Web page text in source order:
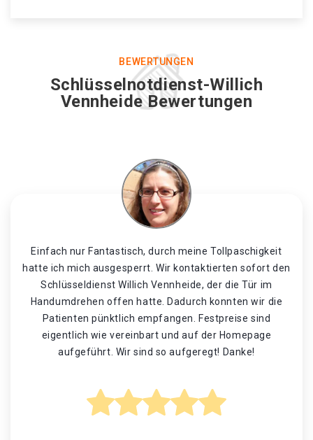
BEWERTUNGEN
Schlüsselnotdienst-Willich
Vennheide Bewertungen
Einfach nur Fantastisch, durch meine Tollpaschigkeit
hatte ich mich ausgesperrt. Wir kontaktierten sofort den
Schlüsseldienst Willich Vennheide, der die Tür im
Handumdrehen offen hatte. Dadurch konnten wir die
Patienten pünktlich empfangen. Festpreise sind
eigentlich wie vereinbart und auf der Homepage
aufgeführt. Wir sind so aufgeregt! Danke!